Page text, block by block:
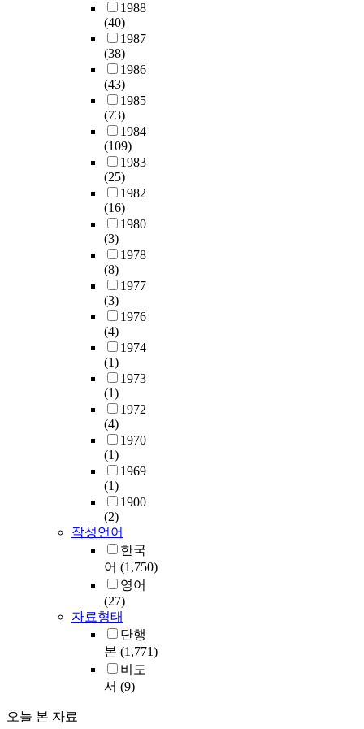
1988
(40)
1987
(38)
1986
(43)
1985
(73)
1984
(109)
1983
(25)
1982
(16)
1980
(3)
1978
(8)
1977
(3)
1976
(4)
1974
(1)
1973
(1)
1972
(4)
1970
(1)
1969
(1)
1900
(2)
작성언어
한국
어 (1,750)
영어
(27)
자료형태
단행
본 (1,771)
비도
서 (9)
오늘 본 자료